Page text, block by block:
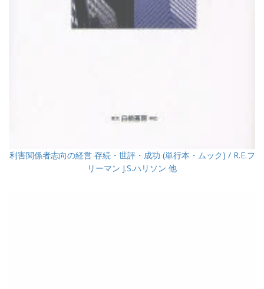
利害関係者志向の経営 存続・世評・成功 (単行本・ムック) / R.E.フ
リーマン J.S.ハリソン 他